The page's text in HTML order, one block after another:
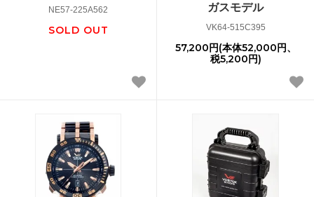
NE57-225A562
SOLD OUT
ガスモデル
VK64-515C395
57,200円(本体52,000円、
税5,200円)